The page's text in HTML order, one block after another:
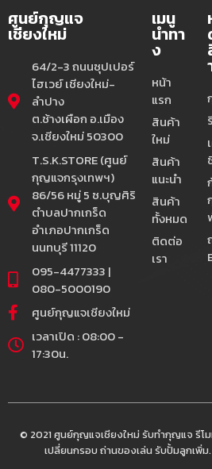
ศูนย์กุญแจ
เชียงใหม่
64/2-3 ถนนซุปเปอร์
ไฮเวย์ เชียงใหม่-
ลำปาง
ต.ช้างเผือก อ.เมือง
จ.เชียงใหม่ 50300
T.S.K.STORE (ศูนย์
กุญแจกรุงเทพฯ)
86/56 หมู่ 5 ซ.บุญศิริ
ตำบลปากเกร็ด
อำเภอปากเกร็ด
นนทบุรี 11120
095-4477333 |
080-5000190
ศูนย์กุญแจเชียงใหม่
เวลาเปิด : 08:00 -
17:30น.
เมนู
นำทา
ง
หน้า
แรก
สินค้า
ใหม่
สินค้า
แนะนำ
สินค้า
ทั้งหมด
ติดต่อ
เรา
© 2021 ศูนย์กุญแจเชียงใหม่ รับทำกุญแจ รีโ
เปลี่ยนกรอบ ถ่านของเล่น รับปั้มลูกเพิ่